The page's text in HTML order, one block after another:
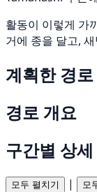
활동이 이렇게 가
거에 종을 달고,
계획한 경로
경로 개요
구간별 상세
모두 펼치기 | 모